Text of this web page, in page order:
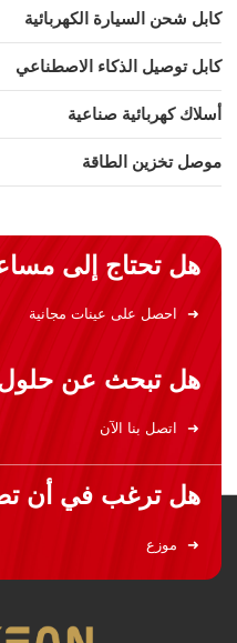
كابل شحن السيارة الكهربائية
كابل توصيل الذكاء الاصطناعي
أسلاك كهربائية صناعية
موصل تخزين الطاقة
هل تحتاج إلى
احصل على عينات مجانية
هل تبحث عن حلول
اتصل بنا الآن
هل ترغب في أن
موزع